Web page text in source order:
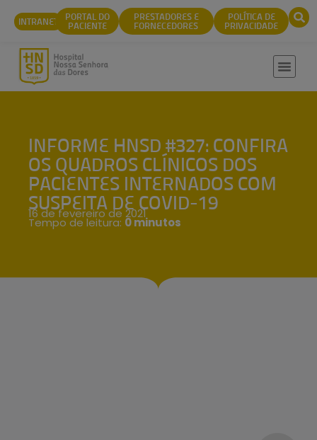
conteúdo
INTRANET PORTAL DO
PACIENTE
PRESTADORES E
FORNECEDORES
POLÍTICA DE
PRIVACIDADE
INFORME HNSD #327: CONFIRA
OS QUADROS CLÍNICOS DOS
PACIENTES INTERNADOS COM
SUSPEITA DE COVID-19
16 de fevereiro de 2021
Tempo de leitura: 0 minutos